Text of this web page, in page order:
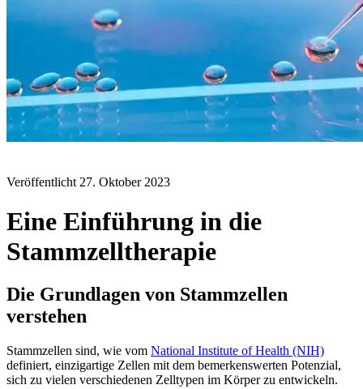
Veröffentlicht 27. Oktober 2023
Eine Einführung in die
Stammzelltherapie
Die Grundlagen von Stammzellen
verstehen
Stammzellen sind, wie vom National Institute of Health (NIH)
definiert, einzigartige Zellen mit dem bemerkenswerten Potenzial,
sich zu vielen verschiedenen Zelltypen im Körper zu entwickeln.